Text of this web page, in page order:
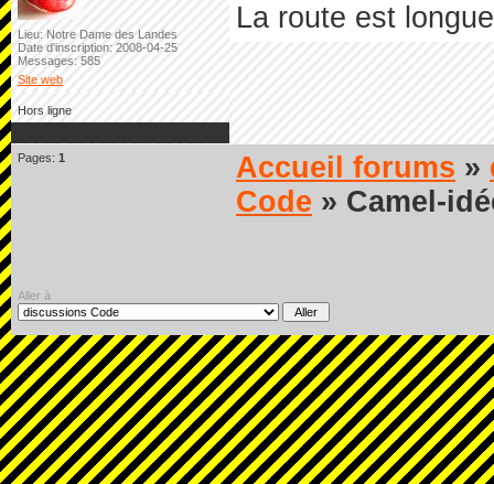
Lieu: Notre Dame des Landes
Date d'inscription: 2008-04-25
Messages: 585
Site web
La route est
Hors ligne
Pages: 1 Accueil forums »
Code » Camel-
Aller à